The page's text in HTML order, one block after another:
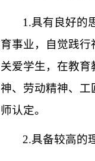
1.具有良好的
育事业，自觉践
关爱学生，在教
神、劳动精神、工
师认定。
2.具备较高的